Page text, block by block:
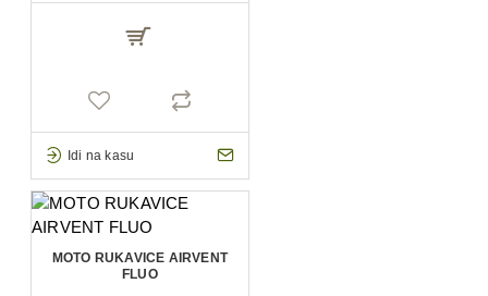
Idi na kasu
MOTO RUKAVICE AIRVENT
FLUO